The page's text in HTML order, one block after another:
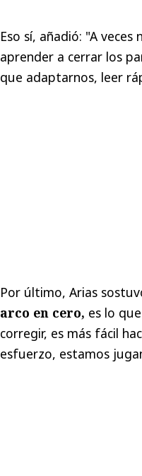
Eso sí, añadió: "A
aprender a cerrar los
que adaptarnos, leer
Por último, Arias
arco en cero, es lo
corregir, es más fácil
esfuerzo, estamos